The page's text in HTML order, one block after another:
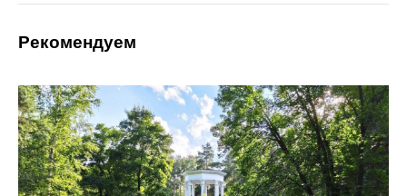
Рекомендуем